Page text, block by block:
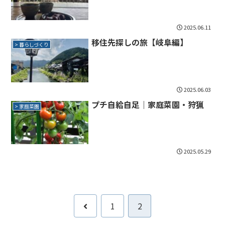
2025.06.11
> 暮らしづくり 移住先探しの旅【岐阜編】
2025.06.03
> 家庭菜園 プチ自給自足｜家庭菜園・狩猟
2025.05.29
前
1 2